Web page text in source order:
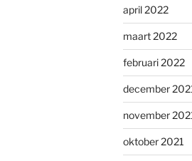
april 2022
maart 2022
februari 2022
december
november
oktober 2021